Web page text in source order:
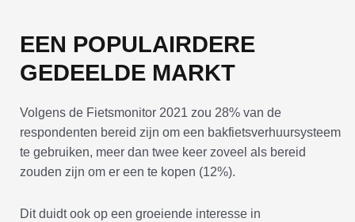
EEN POPULAIRDERE
GEDEELDE MARKT
Volgens de Fietsmonitor 2021 zou 28% van de
respondenten bereid zijn om een bakfietsverhuursysteem
te gebruiken, meer dan twee keer zoveel als bereid
zouden zijn om er een te kopen (12%).
Dit duidt ook op een groeiende interesse in